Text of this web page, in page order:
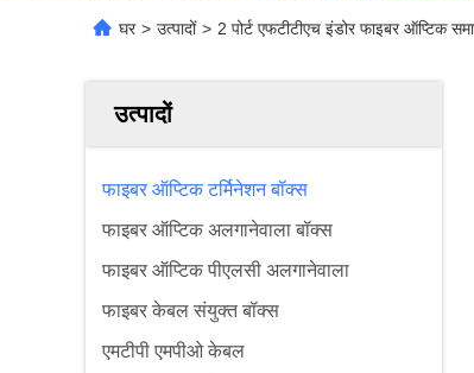
घर > उत्पादों > 2 पोर्ट एफटीटीएच इंडोर फाइबर ऑप्टिक
उत्पादों
फाइबर ऑप्टिक टर्मिनेशन बॉक्स
फाइबर ऑप्टिक अलगानेवाला बॉक्स
फाइबर ऑप्टिक पीएलसी अलगानेवाला
फाइबर केबल संयुक्त बॉक्स
एमटीपी एमपीओ केबल